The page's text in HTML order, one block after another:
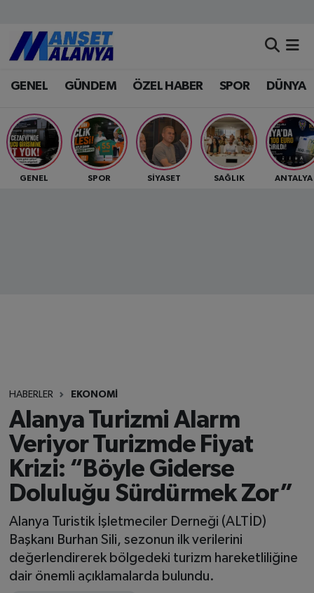
GENEL GÜNDEM ÖZEL HABER SPOR DÜNYA
GENEL SPOR SİYASET SAĞLIK ANTALYA
HABERLER EKONOMİ
Alanya Turizmi Alarm
Veriyor Turizmde Fiyat
Krizi: “Böyle Giderse
Doluluğu Sürdürmek Zor”
Alanya Turistik İşletmeciler Derneği (ALTİD)
Başkanı Burhan Sili, sezonun ilk verilerini
değerlendirerek bölgedeki turizm hareketliliğine
dair önemli açıklamalarda bulundu.
Antalya Nöbetçi Eczaneler
Antalya Hava Durumu
Antalya Namaz Vakitleri
Antalya Trafik Yoğunluk Haritası